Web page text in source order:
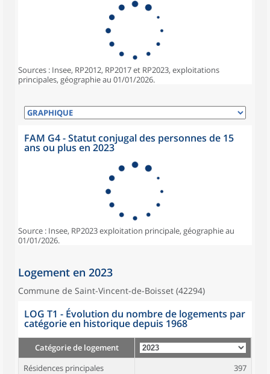
Sources : Insee, RP2012, RP2017 et RP2023, exploitations
principales, géographie au 01/01/2026.
FAM G4 - Statut conjugal des personnes de 15
ans ou plus en 2023
Source : Insee, RP2023 exploitation principale, géographie au
01/01/2026.
Logement en 2023
Commune de Saint-Vincent-de-Boisset (42294)
LOG T1 - Évolution du nombre de logements par
catégorie en historique depuis 1968
Catégorie de logement
Résidences principales
397